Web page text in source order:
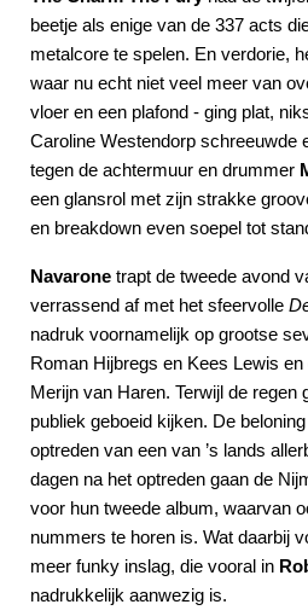
beetje als enige van de 337 acts
metalcore te spelen. En verdorie,
waar nu echt niet veel meer van
vloer en een plafond - ging plat,
Caroline Westendorp schreeuwde
tegen de achtermuur en drummer
een glansrol met zijn strakke
en breakdown even soepel tot
Navarone trapt de tweede avond
verrassend af met het sfeervolle
nadruk voornamelijk op grootse
Roman Hijbregs en Kees Lewis
Merijn van Haren. Terwijl de regen
publiek geboeid kijken. De
optreden van een van ’s lands
dagen na het optreden gaan de
voor hun tweede album, waarvan
nummers te horen is. Wat daarbij
meer funky inslag, die vooral in
nadrukkelijk aanwezig is.